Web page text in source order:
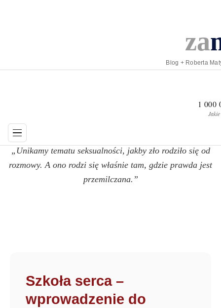
za
Blog + Roberta
1 000
„Unikamy tematu seksualności, jakby zło rodziło się od
rozmowy. A ono rodzi się właśnie tam, gdzie prawda jest
przemilczana.”
Szkoła serca –
wprowadzenie do